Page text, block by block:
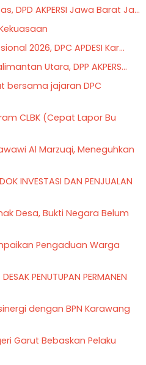
DPD AKPERSI Jawa Barat Ja...
2026, DPC APDESI Kar...
Utara, DPP AKPERS...
bersama jajaran DPC
CLBK (Cepat Lapor Bu
Al Marzuqi, Meneguhkan
INVESTASI DAN PENJUALAN
Desa, Bukti Negara Belum
Pengaduan Warga
PENUTUPAN PERMANEN
dengan BPN Karawang
Garut Bebaskan Pelaku